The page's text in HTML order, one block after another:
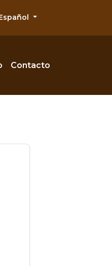
Contacto